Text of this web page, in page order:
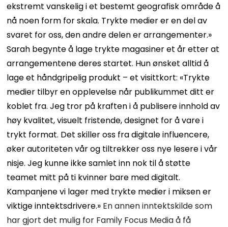
ekstremt vanskelig i et bestemt geografisk område å
nå noen form for skala. Trykte medier er en del av
svaret for oss, den andre delen er arrangementer.»
Sarah begynte å lage trykte magasiner et år etter at
arrangementene deres startet. Hun ønsket alltid å
lage et håndgripelig produkt – et visittkort: «Trykte
medier tilbyr en opplevelse når publikummet ditt er
koblet fra. Jeg tror på kraften i å publisere innhold av
høy kvalitet, visuelt fristende, designet for å vare i
trykt format. Det skiller oss fra digitale influencere,
øker autoriteten vår og tiltrekker oss nye lesere i vår
nisje. Jeg kunne ikke samlet inn nok til å støtte
teamet mitt på ti kvinner bare med digitalt.
Kampanjene vi lager med trykte medier i miksen er
viktige inntektsdrivere.» En annen inntektskilde som
har gjort det mulig for Family Focus Media å få